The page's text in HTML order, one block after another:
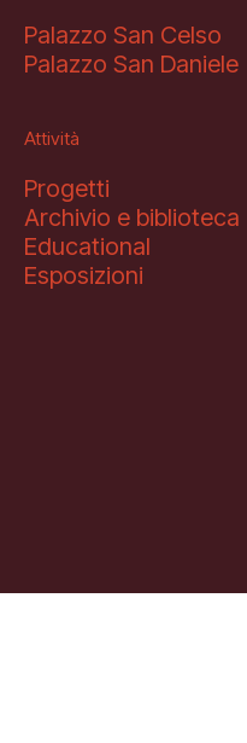
Palazzo San Celso
Palazzo San Daniele
Attività
Progetti
Archivio e biblioteca
Educational
Esposizioni